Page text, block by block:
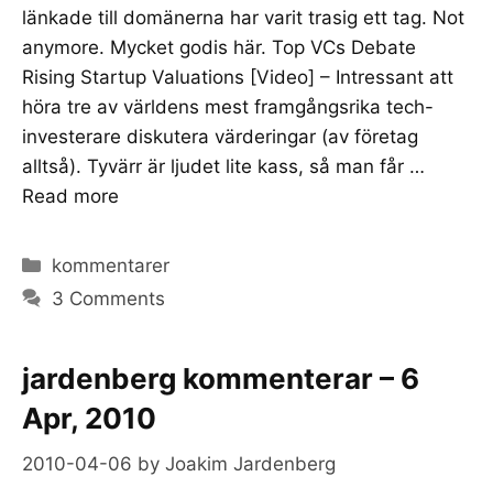
länkade till domänerna har varit trasig ett tag. Not
anymore. Mycket godis här. Top VCs Debate
Rising Startup Valuations [Video] – Intressant att
höra tre av världens mest framgångsrika tech-
investerare diskutera värderingar (av företag
alltså). Tyvärr är ljudet lite kass, så man får …
Read more
Categories
kommentarer
3 Comments
jardenberg kommenterar – 6
Apr, 2010
2010-04-06 by Joakim Jardenberg